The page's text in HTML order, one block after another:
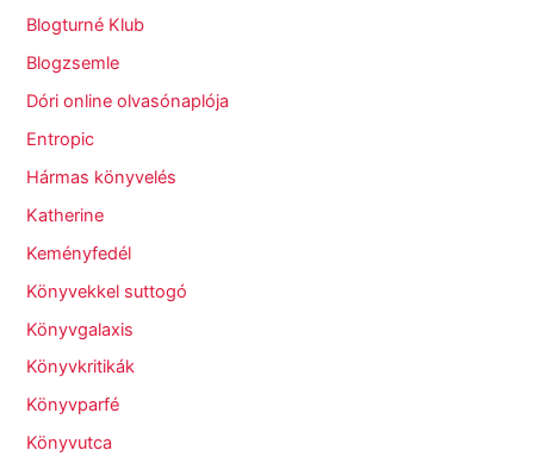
Blogturné Klub
Blogzsemle
Dóri online olvasónaplója
Entropic
Hármas könyvelés
Katherine
Keményfedél
Könyvekkel suttogó
Könyvgalaxis
Könyvkritikák
Könyvparfé
Könyvutca